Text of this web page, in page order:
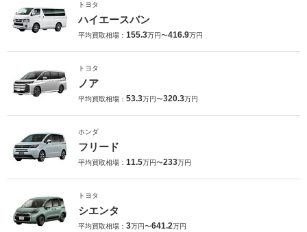
トヨタ
ハイエースバン
平均買取相場： 155.3万円〜416.9万円
トヨタ
ノア
平均買取相場： 53.3万円〜320.3万円
ホンダ
フリード
平均買取相場： 11.5万円〜233万円
トヨタ
シエンタ
平均買取相場： 3万円〜641.2万円